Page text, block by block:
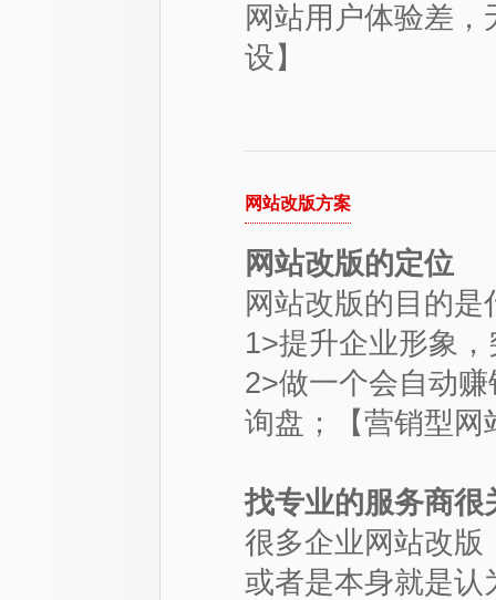
网站用户体验差
设 】
网站改版方案
网站改版的定位
网站改版的目的
1>提升企业形象
2>做一个会自动
询盘；【营销型网
找专业的服务商很
很多企业网站改版
或者是本身就是认